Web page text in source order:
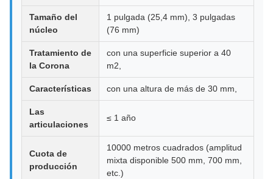
Tamaño del
núcleo
1 pulgada (25,4 mm), 3 pulgadas
(76 mm)
Tratamiento de
la Corona
con una superficie superior a 40
m2,
Características con una altura de más de 30 mm,
Las
articulaciones
≤ 1 año
Cuota de
producción
10000 metros cuadrados (amplitud
mixta disponible 500 mm, 700 mm,
etc.)